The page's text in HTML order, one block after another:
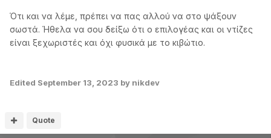
Ότι και να λέμε, πρέπει να πας αλλού να στο ψάξουν
σωστά. Ήθελα να σου δείξω ότι ο επιλογέας και οι ντίζες
είναι ξεχωριστές και όχι φυσικά με το κιβώτιο.
Edited September 13, 2023 by nikdev
Quote